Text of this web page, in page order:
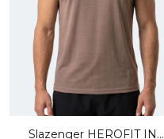
Slazenger HEROFIT IN